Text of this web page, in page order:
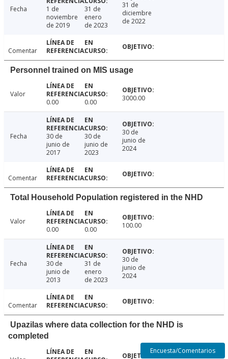
Fecha
1 de
noviembre
de 2019
31 de
enero
de 2023
31 de
diciembre
de 2022
Comentar
Personnel trained on MIS usage
Valor
0.00
0.00 3000.00
Fecha
30 de
junio de
2017
30 de
junio de
2023
30 de
junio de
2024
Comentar
Total Household Population registered in the NHD
Valor
0.00
0.00 100.00
Fecha
30 de
junio de
2013
31 de
enero
de 2023
30 de
junio de
2024
Comentar
Upazilas where data collection for the NHD is
completed
Encuesta/Comentarios